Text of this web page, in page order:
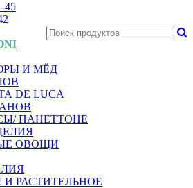
45
И МЁД
DE LUCA
ПАНЕТТОНЕ
ОВОЩИ
РАСТИТЕЛЬНОЕ